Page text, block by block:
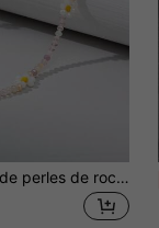
1 pièce Collier de perles de rocaille à fleurs colorées pour femmes, convient pour un port quotidien (couleur des perles aléatoire)